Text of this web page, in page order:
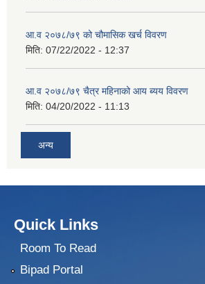
आ.व २०७८/७९ को चौमासिक खर्च विवरण
मिति: 07/22/2022 - 12:37
आ.व २०७८/७९ चैत्र महिनाको आय ब्यय विवरण
मिति: 04/20/2022 - 11:13
अन्य
Quick Links
Room To Read
Bipad Portal